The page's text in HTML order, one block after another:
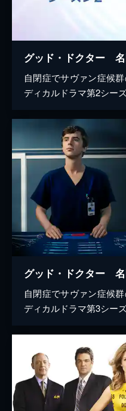
グッド・ドクター
自閉症でサヴァン症候
ディカルドラマ第2シー
グッド・ドクター
自閉症でサヴァン症候
ディカルドラマ第3シー